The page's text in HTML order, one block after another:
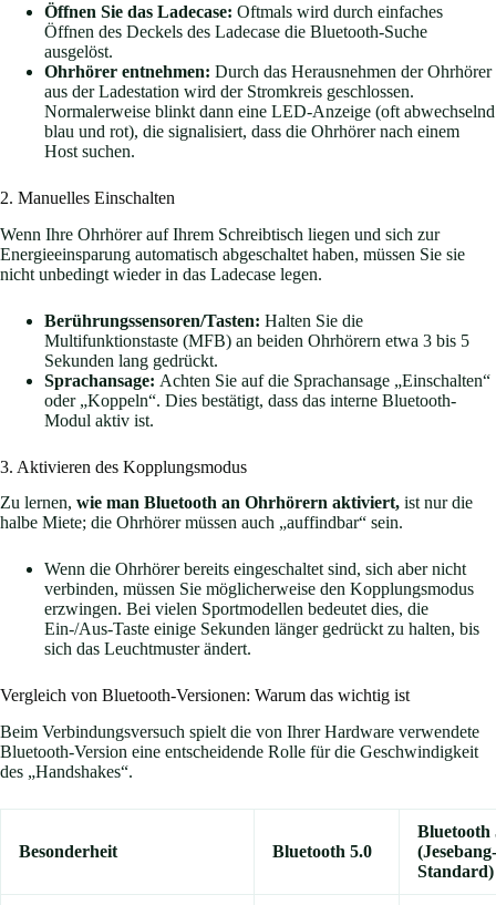
Öffnen Sie das Ladecase: Oftmals wird durch einfaches
Öffnen des Deckels des Ladecase die Bluetooth-Suche
ausgelöst.
Ohrhörer entnehmen: Durch das Herausnehmen der Ohrhörer
aus der Ladestation wird der Stromkreis geschlossen.
Normalerweise blinkt dann eine LED-Anzeige (oft abwechselnd
blau und rot), die signalisiert, dass die Ohrhörer nach einem
Host suchen.
2. Manuelles Einschalten
Wenn Ihre Ohrhörer auf Ihrem Schreibtisch liegen und sich zur
Energieeinsparung automatisch abgeschaltet haben, müssen Sie sie
nicht unbedingt wieder in das Ladecase legen.
Berührungssensoren/Tasten: Halten Sie die
Multifunktionstaste (MFB) an beiden Ohrhörern etwa 3 bis 5
Sekunden lang gedrückt.
Sprachansage: Achten Sie auf die Sprachansage „Einschalten“
oder „Koppeln“. Dies bestätigt, dass das interne Bluetooth-
Modul aktiv ist.
3. Aktivieren des Kopplungsmodus
Zu lernen, wie man Bluetooth an Ohrhörern aktiviert, ist nur die
halbe Miete; die Ohrhörer müssen auch „auffindbar“ sein.
Wenn die Ohrhörer bereits eingeschaltet sind, sich aber nicht
verbinden, müssen Sie möglicherweise den Kopplungsmodus
erzwingen. Bei vielen Sportmodellen bedeutet dies, die
Ein-/Aus-Taste einige Sekunden länger gedrückt zu halten, bis
sich das Leuchtmuster ändert.
Vergleich von Bluetooth-Versionen: Warum das wichtig ist
Beim Verbindungsversuch spielt die von Ihrer Hardware verwendete
Bluetooth-Version eine entscheidende Rolle für die Geschwindigkeit
des „Handshakes“.
Besonderheit Bluetooth 5.0
Bluetooth
(Jesebang-
Standard)